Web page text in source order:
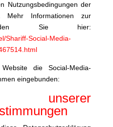
Nutzungsbedingungen der
Mehr Informationen zur
finden Sie hier:
Shariff-Social-Media-
die Social-Media-
eingebunden:
unserer